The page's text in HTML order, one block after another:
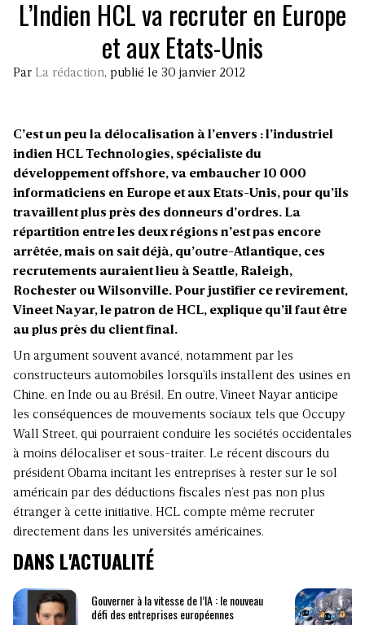
L’Indien HCL va recruter en Europe
et aux Etats-Unis
Par La rédaction, publié le 30 janvier 2012
C’est un peu la délocalisation à l’envers : l’industriel
indien HCL Technologies, spécialiste du
développement offshore, va embaucher 10 000
informaticiens en Europe et aux Etats-Unis, pour qu’ils
travaillent plus près des donneurs d’ordres. La
répartition entre les deux régions n’est pas encore
arrêtée, mais on sait déjà, qu’outre-Atlantique, ces
recrutements auraient lieu à Seattle, Raleigh,
Rochester ou Wilsonville. Pour justifier ce revirement,
Vineet Nayar, le patron de HCL, explique qu’il faut être
au plus près du client final.
Un argument souvent avancé, notamment par les
constructeurs automobiles lorsqu’ils installent des usines en
Chine, en Inde ou au Brésil. En outre, Vineet Nayar anticipe
les conséquences de mouvements sociaux tels que Occupy
Wall Street, qui pourraient conduire les sociétés occidentales
à moins délocaliser et sous-traiter. Le récent discours du
président Obama incitant les entreprises à rester sur le sol
américain par des déductions fiscales n’est pas non plus
étranger à cette initiative. HCL compte même recruter
directement dans les universités américaines.
DANS L'ACTUALITÉ
Gouverner à la vitesse de l’IA : le nouveau
défi des entreprises européennes